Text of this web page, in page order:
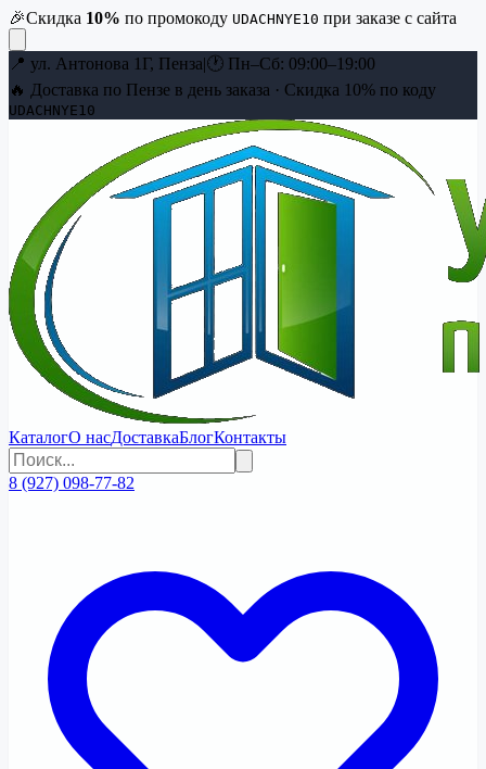
🎉Скидка 10% по промокоду UDACHNYE10 при заказе с сайта
📍 ул. Антонова 1Г, Пенза|🕐 Пн–Сб: 09:00–19:00
🔥 Доставка по Пензе в день заказа · Скидка 10% по коду
UDACHNYE10
КаталогО насДоставкаБлогКонтакты
8 (927) 098-77-82